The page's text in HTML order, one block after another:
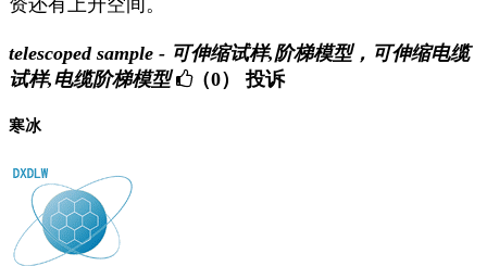
telescoped sample - 可伸缩试样,阶梯模型，可伸缩电缆
试样,电缆阶梯模型
（0） 投诉
寒冰